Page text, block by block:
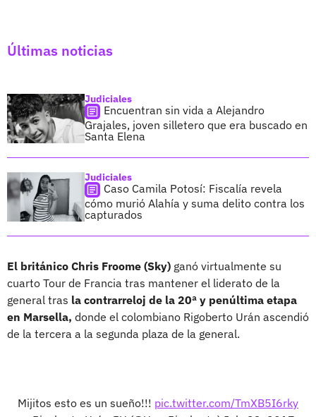
Últimas noticias
Judiciales
Encuentran sin vida a Alejandro
Grajales, joven silletero que era buscado en
Santa Elena
Judiciales
Caso Camila Potosí: Fiscalía revela
cómo murió Alahía y suma delito contra los
capturados
El británico Chris Froome (Sky) ganó virtualmente su
cuarto Tour de Francia tras mantener el liderato de la
general tras la contrarreloj de la 20ª y penúltima etapa
en Marsella, donde el colombiano Rigoberto Urán ascendió
de la tercera a la segunda plaza de la general.
Mijitos esto es un sueño!!! pic.twitter.com/TmXB5I6rky